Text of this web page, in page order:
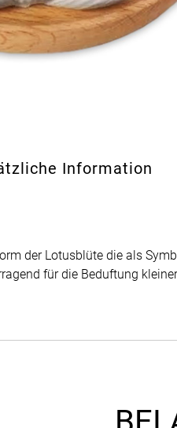
Information
der Lotusblüte die als
für die Beduftung